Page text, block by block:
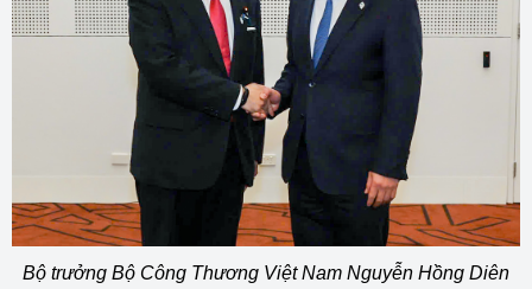
Bộ trưởng Bộ Công Thương Việt Nam Nguyễn Hồng Diên